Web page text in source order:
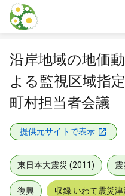
本文に飛ぶ
沿岸地域の地価
よる監視区域指
町村担当者会議
提供元サイトで表示
東日本大震災 (2011) 震
復興 収録:いわて震災